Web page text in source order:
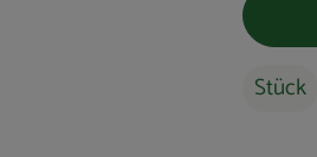
Stück